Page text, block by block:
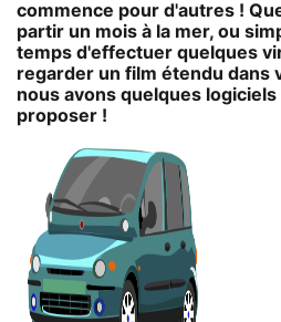
commence pour d'autres !
partir un mois à la mer, ou
temps d'effectuer quelques
regarder un film étendu dans
nous avons quelques
proposer !